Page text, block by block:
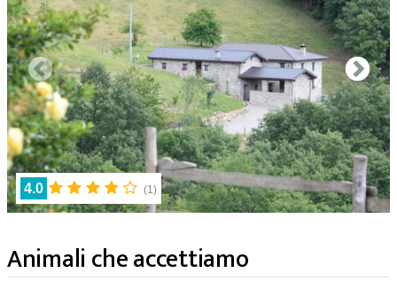
4.0 (1)
Animali che accettiamo